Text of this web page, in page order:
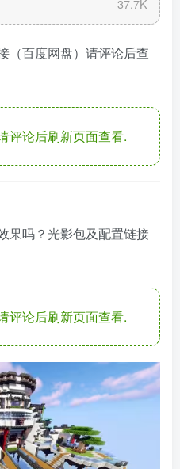
37.7K
（百度网盘）请评论后查
评论后刷新页面查看.
果吗？光影包及配置链接
评论后刷新页面查看.